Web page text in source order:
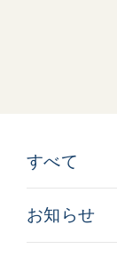
すべて
お知らせ